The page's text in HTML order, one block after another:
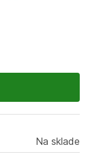
Na sklade